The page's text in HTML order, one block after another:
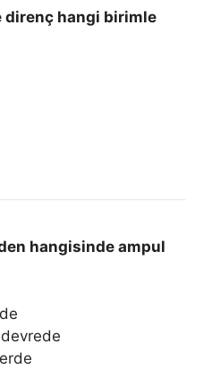
direnç hangi birimle
hangisinde ampul